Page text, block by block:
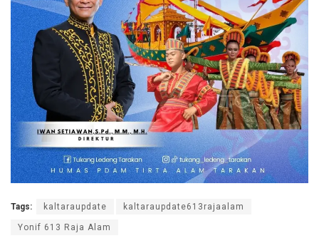
Tags: kaltaraupdate kaltaraupdate613rajaalam
Yonif 613 Raja Alam